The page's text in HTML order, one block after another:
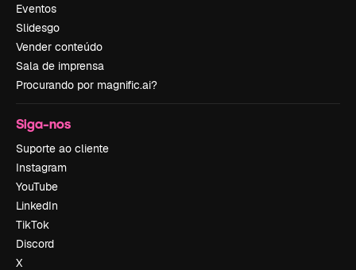
Eventos
Slidesgo
Vender conteúdo
Sala de imprensa
Procurando por magnific.ai?
Siga-nos
Suporte ao cliente
Instagram
YouTube
LinkedIn
TikTok
Discord
X